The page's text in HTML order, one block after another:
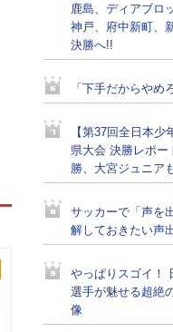
鹿島、ディアブロ
神戸、府中新町、
決勝へ!!
「下手だからやめ
【第37回全日本少
県大会 決勝レポー
勝、大宮ジュニア
サッカーで「声を
解しておきたい声
やっぱりスゴイ！
選手が魅せる超絶
像